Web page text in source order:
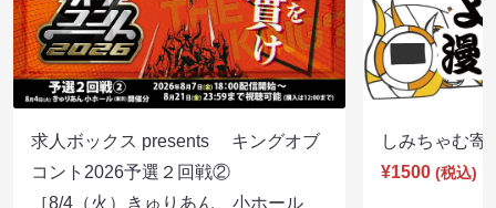
求人ボックス presents キングオブ
コント2026予選２回戦②
［8/4（火）きゅりあん 小ホール
しみちゃむ
¥1500 (税込)